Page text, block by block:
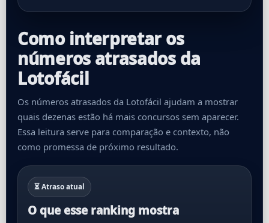
Como interpretar os
números atrasados da
Lotofácil
Os números atrasados da Lotofácil ajudam a mostrar
quais dezenas estão há mais concursos sem aparecer.
Essa leitura serve para comparação e contexto, não
como promessa de próximo resultado.
⏳ Atraso atual
O que esse ranking mostra